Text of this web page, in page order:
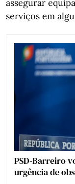
assegurar
serviços em
PSD-Barreiro
urgência de